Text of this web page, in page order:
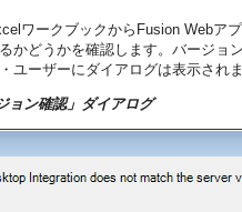
ワークブックからFusion Webア
かどうかを確認します。バージョ
ユーザーにダイアログは表示され
ョン確認」ダイアログ